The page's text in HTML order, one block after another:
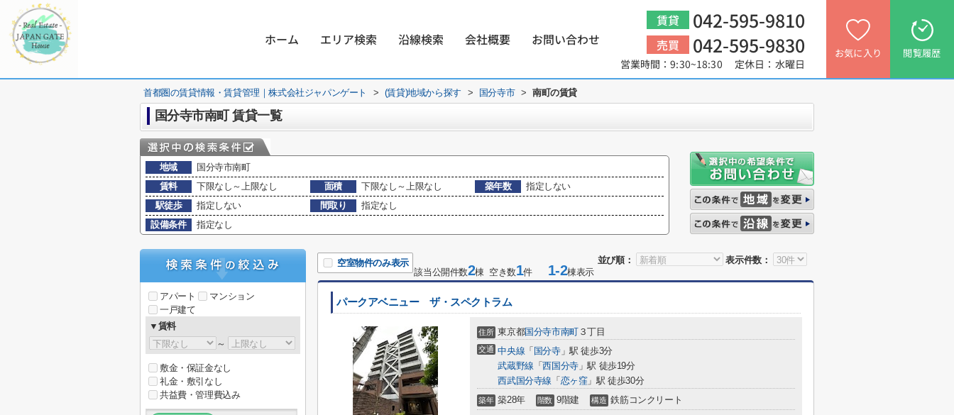
ホーム エリア検索 沿線検索 会社概要 お問い合わせ
賃貸 042-595-9810
売買 042-595-9830
営業時間：9:30~18:30 定休日：水曜日
お気に入り 閲覧履歴
首都圏の賃貸情報・賃貸管理｜株式会社ジャパンゲート > (賃貸)地域から探す > 国分寺市 > 南町の賃貸
国分寺市南町 賃貸一覧
地域
国分寺市南町
賃料
下限なし～上限なし 面積 下限なし～上限なし 築年数
指定しない
駅徒歩
指定しない 間取り
指定なし
設備条件
指定なし
並び順： 表示件数：
空室物件のみ表示
該当公開件数2棟 空き数1件 1-2棟表示
パークアベニュー ザ・スペクトラム
住所 東京都国分寺市南町３丁目
交通 中央線 「 国分寺」駅 徒歩3分
武蔵野線 「西国分寺」駅 徒歩19分
西武国分寺線 「 恋ヶ窪」駅 徒歩30分
築年 築28年 階数 9階建 構造 鉄筋コンクリート
アパート
マンション
一戸建て
▼賃料
～
敷金・保証金なし
礼金・敷引なし
共益費・管理費込み